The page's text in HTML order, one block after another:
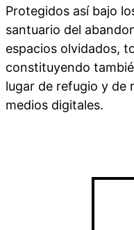
Protegidos así bajo
santuario del
espacios olvidados,
constituyendo
lugar de refugio y de
medios digitales.